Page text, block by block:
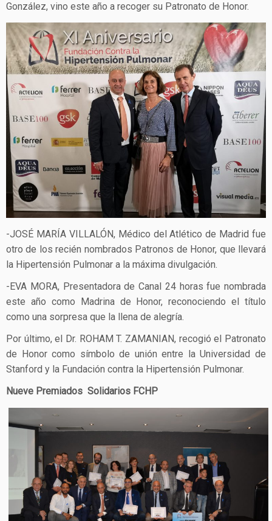
González, vino este año a recoger su Patronato de Honor.
-JOSÉ MARÍA VILLALÓN, Médico del Atlético de Madrid fue
otro de los recién nombrados Patronos de Honor, que llevará
la Hipertensión Pulmonar a la máxima divulgación.
-EVA MORA, Presentadora de Canal 24 horas fue nombrada
este año como Madrina de Honor, reconociendo el título
como una sorpresa que la llena de alegría.
Por último, el Dr. ROHAM T. ZAMANIAN, recogió el Patronato
de Honor como símbolo de unión entre la Universidad de
Stanford y la Fundación contra la Hipertensión Pulmonar.
Nueve Premiados Solidarios FCHP